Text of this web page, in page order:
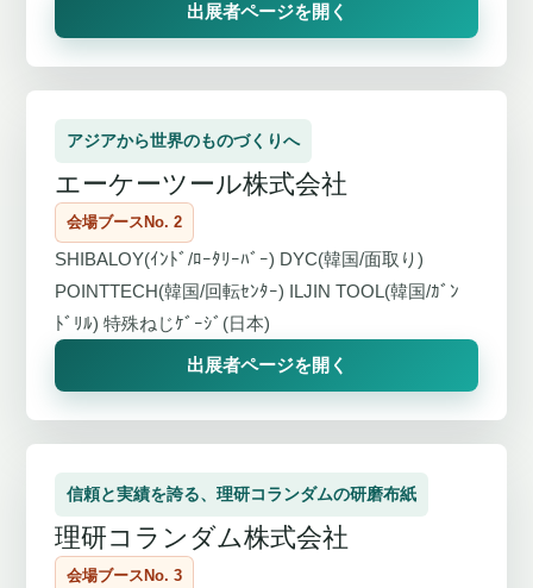
出展者ページを開く
アジアから世界のものづくりへ
エーケーツール株式会社
会場ブースNo. 2
SHIBALOY(ｲﾝﾄﾞ/ﾛｰﾀﾘｰﾊﾞｰ) DYC(韓国/面取り)
POINTTECH(韓国/回転ｾﾝﾀｰ) ILJIN TOOL(韓国/ｶﾞﾝ
ﾄﾞﾘﾙ) 特殊ねじｹﾞｰｼﾞ(日本)
出展者ページを開く
信頼と実績を誇る、理研コランダムの研磨布紙
理研コランダム株式会社
会場ブースNo. 3